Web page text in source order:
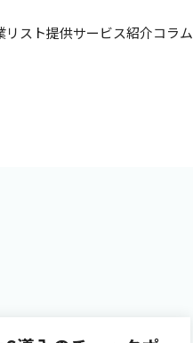
リスト提供サービス紹介コラム